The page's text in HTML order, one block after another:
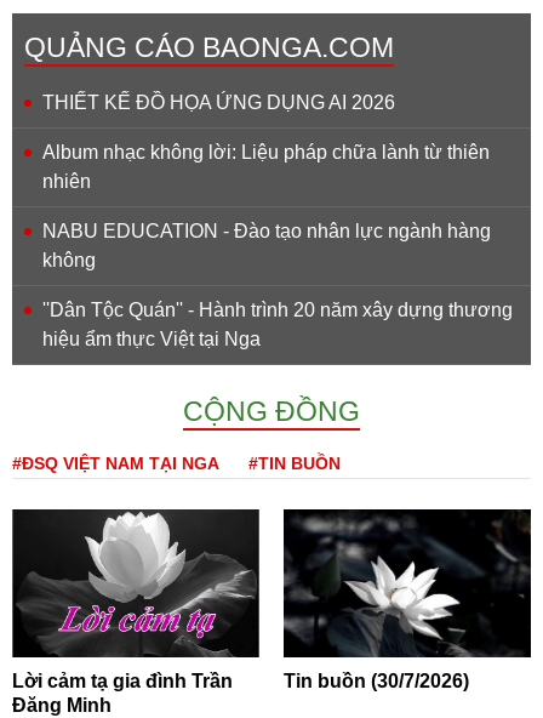
QUẢNG CÁO BAONGA.COM
THIẾT KẾ ĐỒ HỌA ỨNG DỤNG AI 2026
Album nhạc không lời: Liệu pháp chữa lành từ thiên
nhiên
NABU EDUCATION - Đào tạo nhân lực ngành hàng
không
''Dân Tộc Quán'' - Hành trình 20 năm xây dựng thương
hiệu ẩm thực Việt tại Nga
CỘNG ĐỒNG
#ĐSQ VIỆT NAM TẠI NGA #TIN BUỒN
Lời cảm tạ gia đình Trần
Đăng Minh
Tin buồn (30/7/2026)